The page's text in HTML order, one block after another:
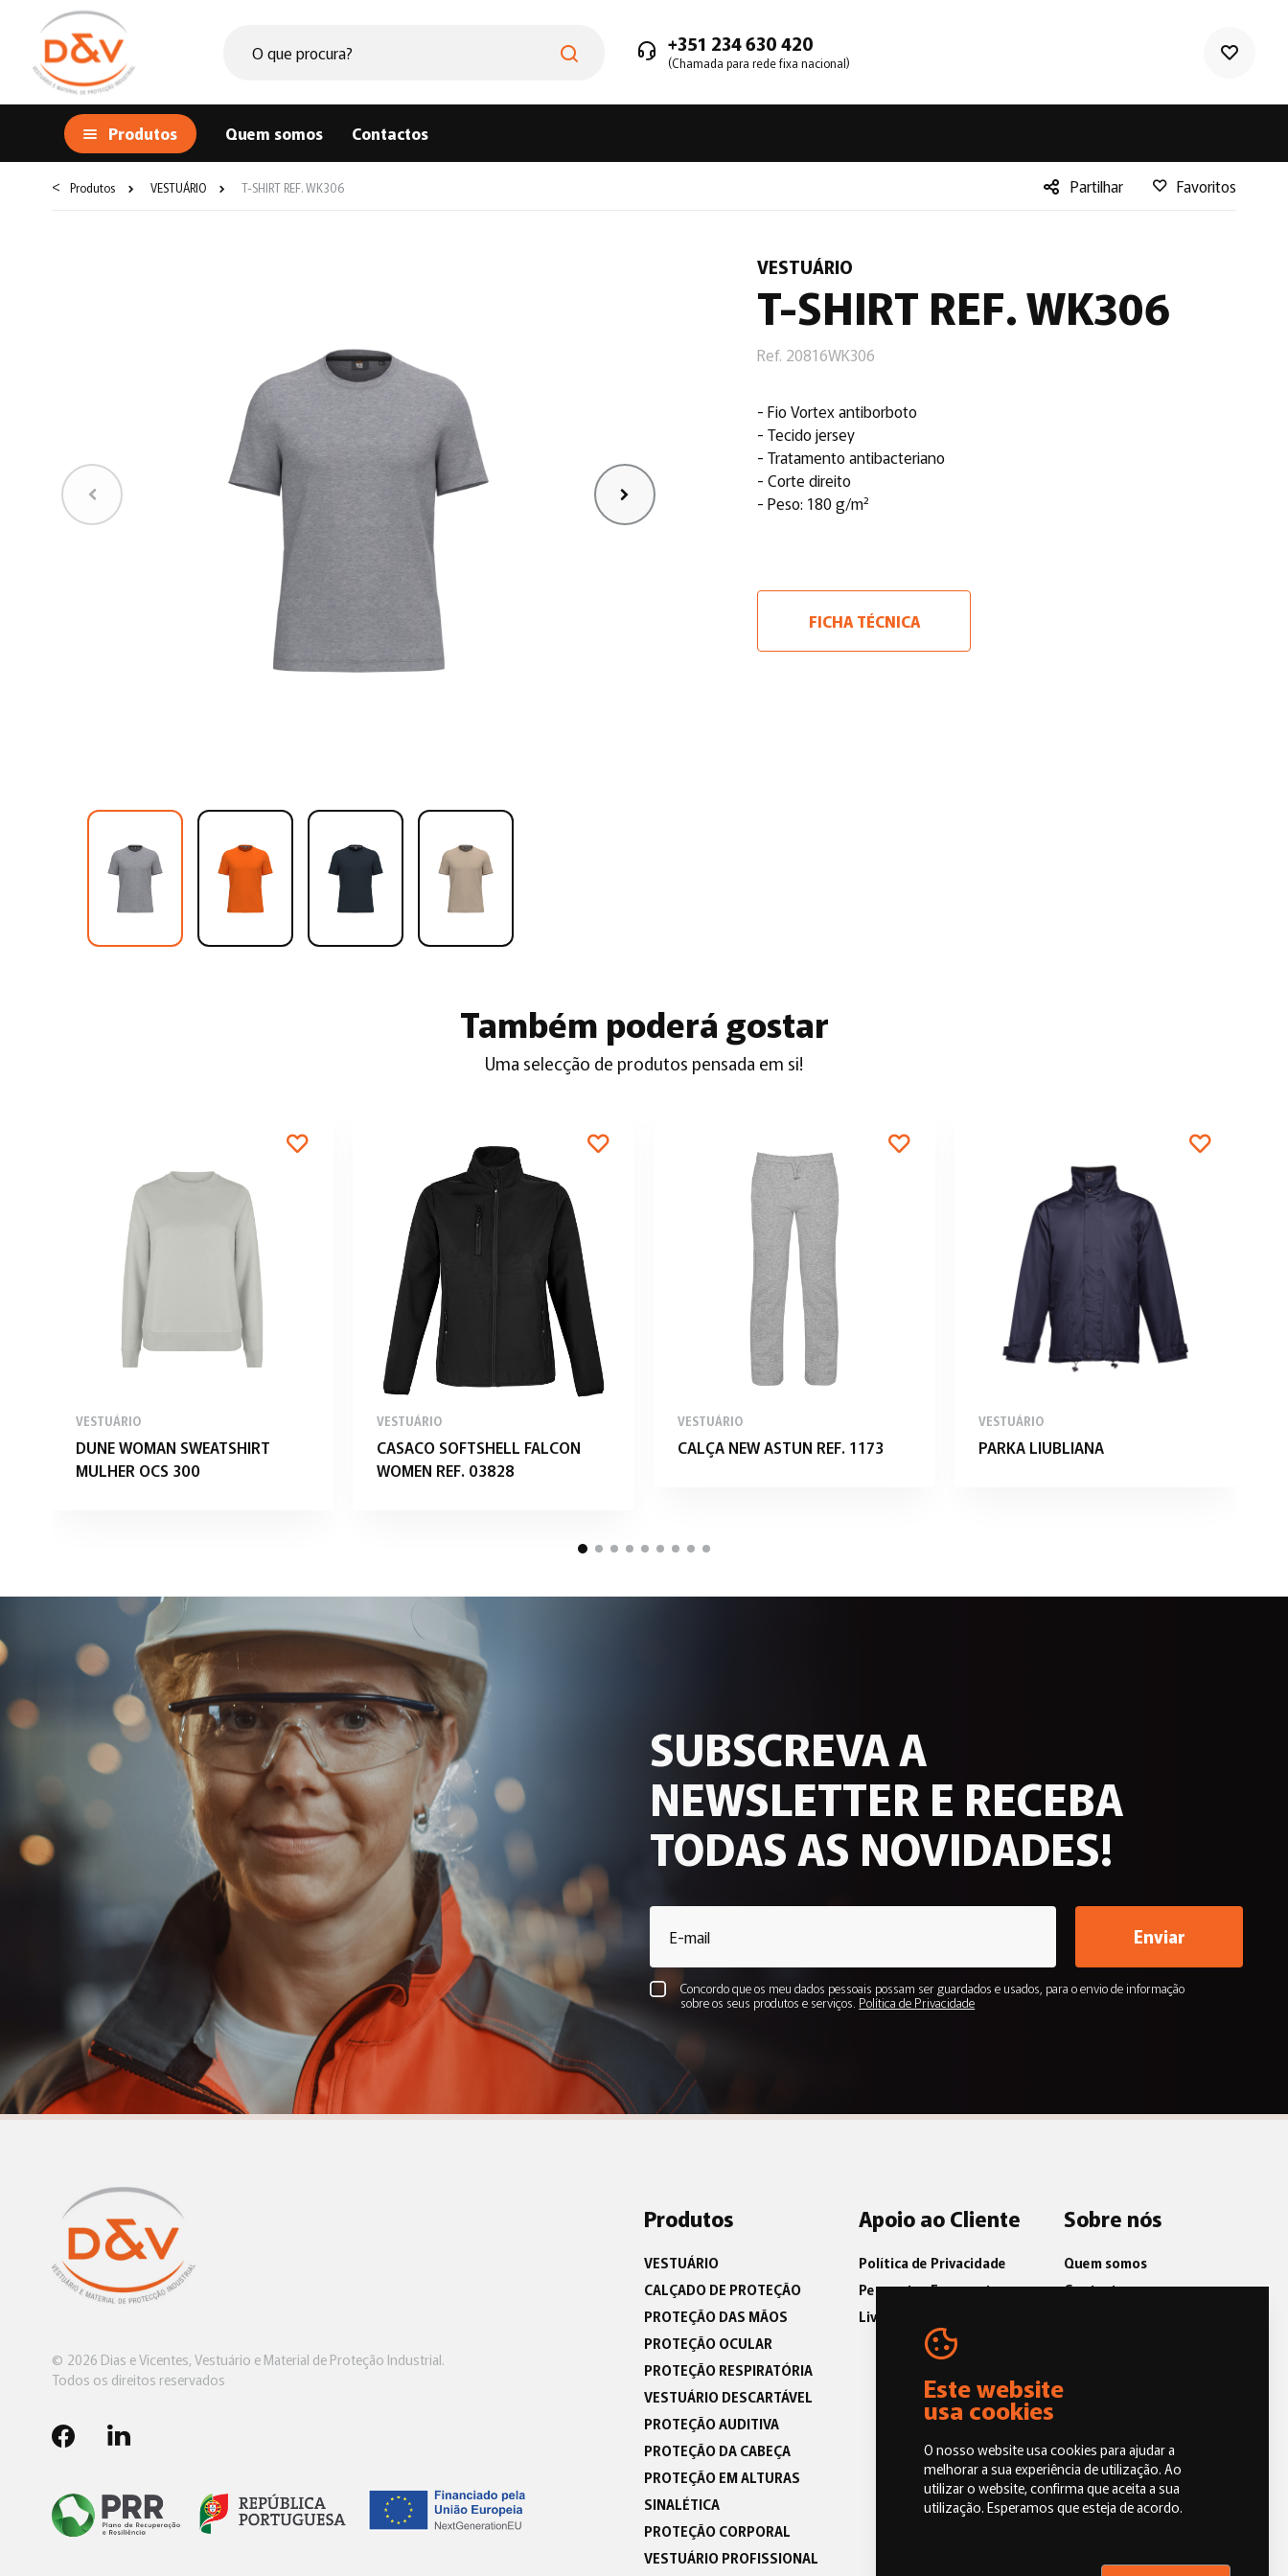
+351 234 630 420
(Chamada para rede fixa nacional)
Produtos Quem somos Contactos
< Produtos VESTUÁRIO T-SHIRT REF. WK306
Partilhar
Favoritos
VESTUÁRIO
T-SHIRT REF. WK306
Ref. 20816WK306
- Fio Vortex antiborboto
- Tecido jersey
- Tratamento antibacteriano
- Corte direito
- Peso: 180 g/m²
FICHA TÉCNICA
Também poderá gostar
Uma selecção de produtos pensada em si!
VESTUÁRIO
DUNE WOMAN SWEATSHIRT
MULHER OCS 300
VESTUÁRIO
CASACO SOFTSHELL FALCON
WOMEN REF. 03828
VESTUÁRIO
CALÇA NEW ASTUN REF. 1173
VESTUÁRIO
PARKA LIUBLIANA
SUBSCREVA A
NEWSLETTER E RECEBA
TODAS AS NOVIDADES!
Concordo que os meu dados pessoais possam ser guardados e usados, para o envio de informação
sobre os seus produtos e serviços. Política de Privacidade
Enviar
© 2026 Dias e Vicentes, Vestuário e Material de Proteção Industrial.
Todos os direitos reservados
Produtos
VESTUÁRIO
CALÇADO DE PROTEÇÃO
PROTEÇÃO DAS MÃOS
PROTEÇÃO OCULAR
PROTEÇÃO RESPIRATÓRIA
VESTUÁRIO DESCARTÁVEL
PROTEÇÃO AUDITIVA
PROTEÇÃO DA CABEÇA
PROTEÇÃO EM ALTURAS
SINALÉTICA
PROTEÇÃO CORPORAL
VESTUÁRIO PROFISSIONAL
Apoio ao Cliente
Política de Privacidade
Perguntas Frequentes
Livro de Reclamações
Sobre nós
Quem somos
Contactos
Este website
usa cookies
O nosso website usa cookies para ajudar a
melhorar a sua experiência de utilização. Ao
utilizar o website, confirma que aceita a sua
utilização. Esperamos que esteja de acordo.